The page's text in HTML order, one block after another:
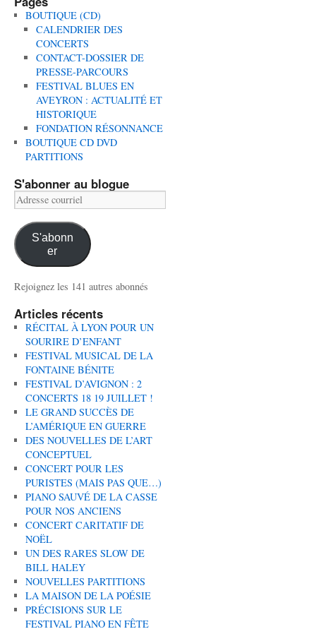
BOUTIQUE (CD)
CALENDRIER DES
CONCERTS
CONTACT-DOSSIER DE
PRESSE-PARCOURS
FESTIVAL BLUES EN
AVEYRON : ACTUALITÉ ET
HISTORIQUE
FONDATION RÉSONNANCE
BOUTIQUE CD DVD
PARTITIONS
S'abonner au blogue
Adresse
courriel
S'abonn
er
Rejoignez les 141 autres abonnés
Articles récents
RÉCITAL À LYON POUR UN
SOURIRE D’ENFANT
FESTIVAL MUSICAL DE LA
FONTAINE BÉNITE
FESTIVAL D’AVIGNON : 2
CONCERTS 18 19 JUILLET !
LE GRAND SUCCÈS DE
L’AMÉRIQUE EN GUERRE
DES NOUVELLES DE L’ART
CONCEPTUEL
CONCERT POUR LES
PURISTES (MAIS PAS QUE…)
PIANO SAUVÉ DE LA CASSE
POUR NOS ANCIENS
CONCERT CARITATIF DE
NOËL
UN DES RARES SLOW DE
BILL HALEY
NOUVELLES PARTITIONS
LA MAISON DE LA POÉSIE
PRÉCISIONS SUR LE
FESTIVAL PIANO EN FÊTE